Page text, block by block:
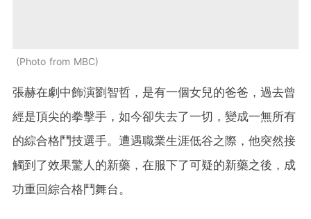
Photo from MBC
張赫在劇中飾演劉智哲，是有一個女兒的爸爸，過去曾
經是頂尖的拳擊手，如今卻失去了一切，變成一無所有
的綜合格鬥技選手。遭遇職業生涯低谷之際，他突然接
觸到了效果驚人的新藥，在服下了可疑的新藥之後，成
功重回綜合格鬥舞台。